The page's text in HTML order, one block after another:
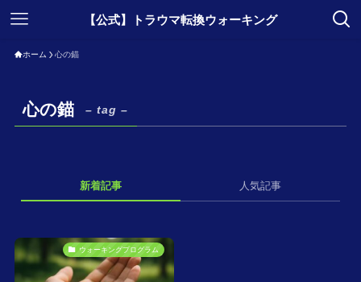
【公式】トラウマ転換ウォーキング
ホーム 心の錨
心の錨 – tag –
新着記事 人気記事
ウォーキングプログラム